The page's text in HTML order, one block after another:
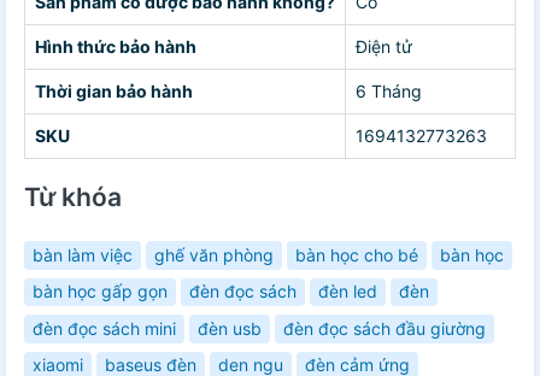
Hình thức bảo hành Điện tử
Thời gian bảo hành 6 Tháng
SKU 1694132773263
Từ khóa
bàn làm việc ghế văn phòng bàn học cho bé
bàn học
bàn học gấp gọn
đèn đọc sách đèn led
đèn
đèn đọc sách mini
đèn usb
đèn đọc sách đầu giường
xiaomi
baseus đèn den ngu
đèn cảm ứng